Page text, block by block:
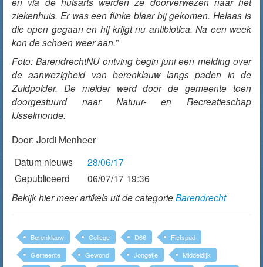
ziekenhuis. Er was een flinke blaar bij gekomen. Helaas is
die open gegaan en hij krijgt nu antibiotica. Na een week
kon de schoen weer aan.”
Foto: BarendrechtNU ontving begin juni een melding over
de aanwezigheid van berenklauw langs paden in de
Zuidpolder. De melder werd door de gemeente toen
doorgestuurd naar Natuur- en Recreatieschap
IJsselmonde.
Door: Jordi Menheer
Datum nieuws
28/06/17
Gepubliceerd
06/07/17 19:36
Bekijk hier meer artikels uit de categorieBarendrecht
Berenklauw College D66
Fietspad
Gemeente
Gewond Jongetje
Middeldijk